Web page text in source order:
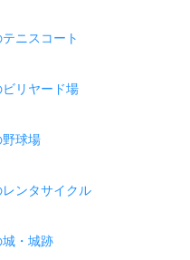
ニスコート
ビリヤード場
野球場
レンタサイクル
・城跡